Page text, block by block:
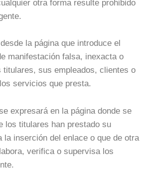
otra forma resulte prohibido
la página que introduce el
manifestación falsa, inexacta o
titulares, sus empleados, clientes o
servicios que presta.
expresará en la página donde se
los titulares han prestado su
la inserción del enlace o que de otra
verifica o supervisa los